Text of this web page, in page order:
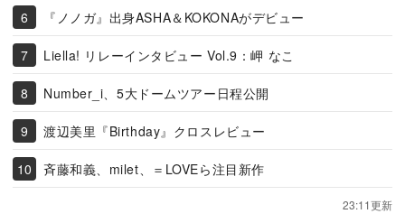
『ノノガ』出身ASHA＆KOKONAがデビュー
Liella! リレーインタビュー Vol.9：岬 なこ
Number_i、5大ドームツアー日程公開
渡辺美里『Birthday』クロスレビュー
斉藤和義、milet、＝LOVEら注目新作
23:11更新